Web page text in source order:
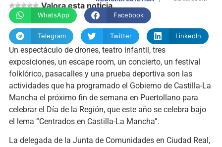
Valora esta noticia
WhatsApp Facebook
Telegram Twitter LinkedIn
Un espectáculo de drones, teatro infantil, tres
exposiciones, un escape room, un concierto, un festival
folklórico, pasacalles y una prueba deportiva son las
actividades que ha programado el Gobierno de Castilla-La
Mancha el próximo fin de semana en Puertollano para
celebrar el Día de la Región, que este año se celebra bajo
el lema “Centrados en Castilla-La Mancha”.
La delegada de la Junta de Comunidades en Ciudad Real,